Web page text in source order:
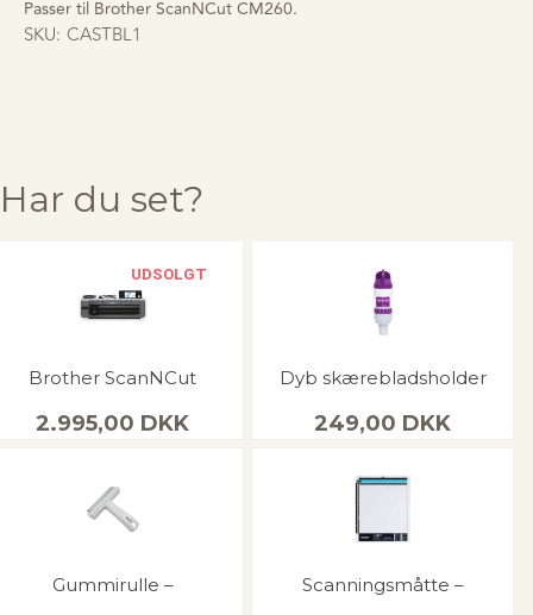
Passer til Brother ScanNCut CM260.
SKU: CASTBL1
Har du set?
UDSOLGT
Brother ScanNCut
2.995,00 DKK
Dyb skærebladsholder
249,00 DKK
Gummirulle – Scanningsmåtte –